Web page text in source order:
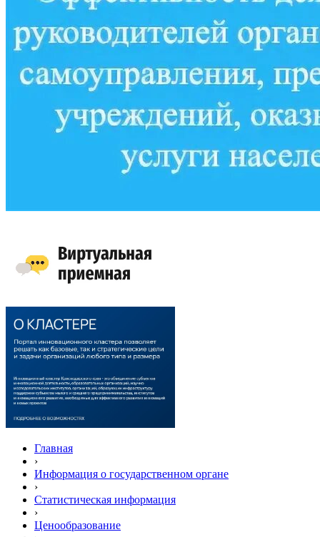
Главная
›
Информация о государственном органе
›
Статистическая информация
›
Ценообразование